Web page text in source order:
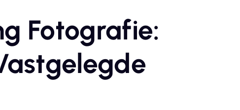
Fotografie: